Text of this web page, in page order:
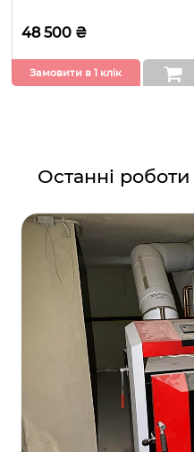
48 500 ₴
Замовити в 1 клік
Останні роботи